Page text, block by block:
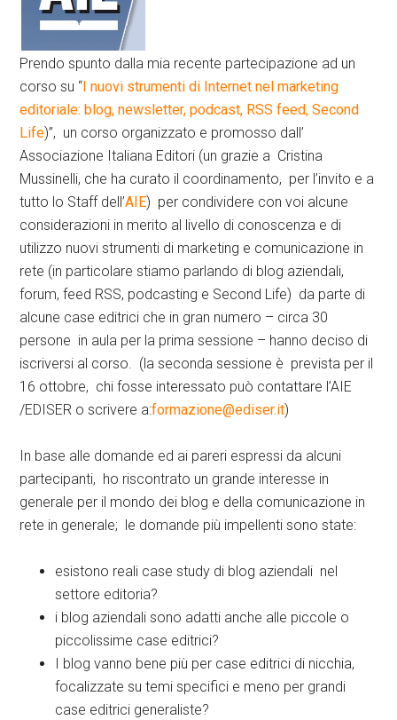
Prendo spunto dalla mia recente partecipazione ad un
corso su “ I nuovi strumenti di Internet nel marketing
editoriale: blog, newsletter, podcast, RSS feed, Second
Life)”, un corso organizzato e promosso dall’
Associazione Italiana Editori (un grazie a Cristina
Mussinelli, che ha curato il coordinamento, per l’invito e a
tutto lo Staff dell’AIE) per condividere con voi alcune
considerazioni in merito al livello di conoscenza e di
utilizzo nuovi strumenti di marketing e comunicazione in
rete (in particolare stiamo parlando di blog aziendali,
forum, feed RSS, podcasting e Second Life) da parte di
alcune case editrici che in gran numero – circa 30
persone in aula per la prima sessione – hanno deciso di
iscriversi al corso. (la seconda sessione è prevista per il
16 ottobre, chi fosse interessato può contattare l’AIE
/EDISER o scrivere a:formazione@ediser.it)
In base alle domande ed ai pareri espressi da alcuni
partecipanti, ho riscontrato un grande interesse in
generale per il mondo dei blog e della comunicazione in
rete in generale; le domande più impellenti sono state:
esistono reali case study di blog aziendali nel
settore editoria?
i blog aziendali sono adatti anche alle piccole o
piccolissime case editrici?
I blog vanno bene più per case editrici di nicchia,
focalizzate su temi specifici e meno per grandi
case editrici generaliste?